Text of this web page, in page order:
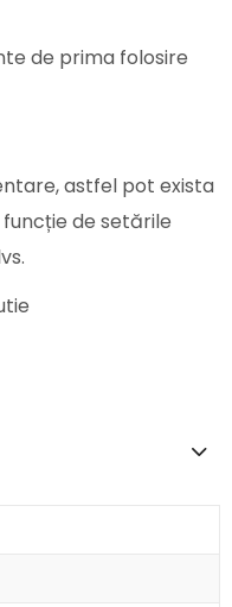
de prima folosire
astfel pot exista
de setările